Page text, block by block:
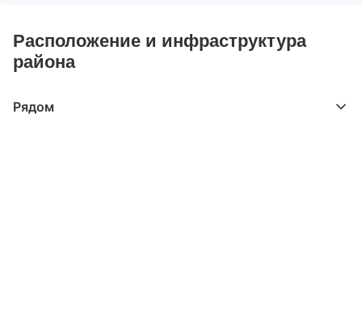
Расположение и инфраструктура
района
Рядом